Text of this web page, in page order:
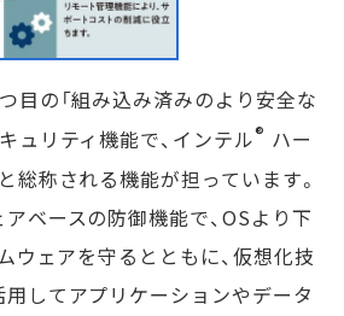
目の「組み込み済みのより安全な
ュリティ機能で、インテル® ハー
総称される機能が担っています。
ベースの防御機能で、OSより下
ウェアを守るとともに、仮想化技
してアプリケーションやデータ